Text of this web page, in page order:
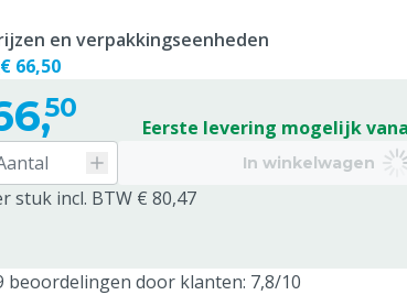
50
Eerste levering mogelijk
In winkelwagen
stuk incl. BTW € 80,47
en verpakkingseenheden
€ 66,50
beoordelingen door klanten: 7,8/10